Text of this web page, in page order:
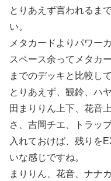
とりあえず言われるま
い。
メタカードよりパワー
スペース余ってメタカ
までのデッキと比較し
とりあえず、観鈴、ハ
田まりりん上下、花音
さ、吉岡チエ、トラッ
入れておけば、残りを
いな感じですね。
まりりん、花音、ナナ